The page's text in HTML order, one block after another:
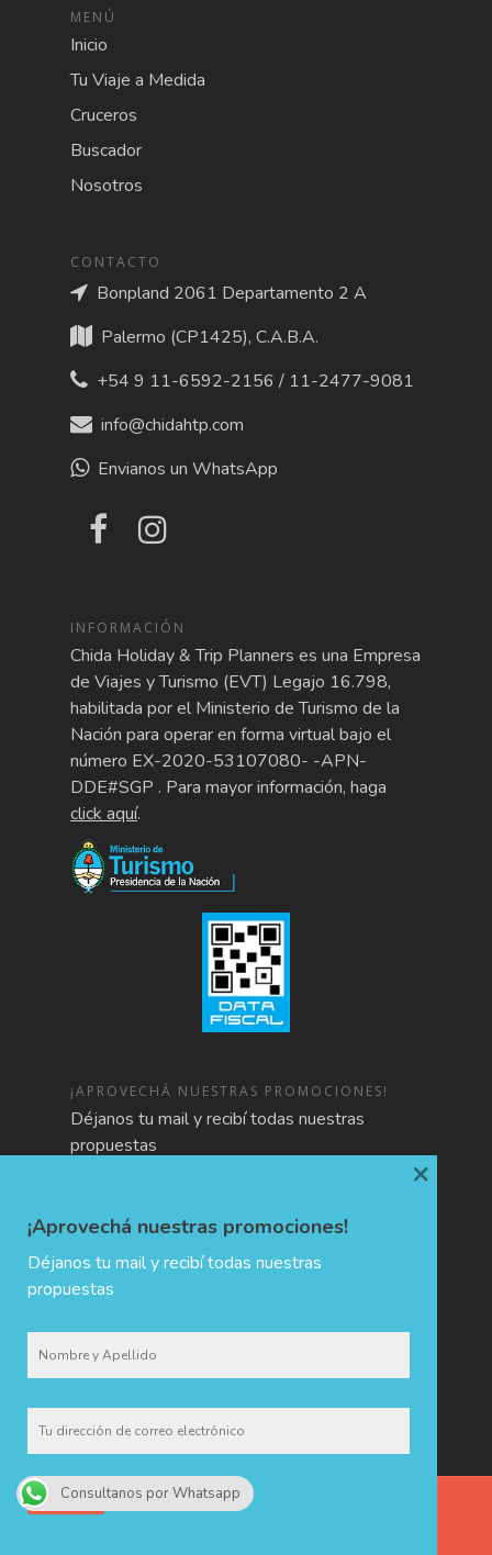
MENÚ
Inicio
Tu Viaje a Medida
Cruceros
Buscador
Nosotros
CONTACTO
Bonpland 2061 Departamento 2 A
Palermo (CP1425), C.A.B.A.
+54 9 11-6592-2156 / 11-2477-9081
info@chidahtp.com
Envianos un WhatsApp
INFORMACIÓN
Chida Holiday & Trip Planners es una Empresa
de Viajes y Turismo (EVT) Legajo 16.798,
habilitada por el Ministerio de Turismo de la
Nación para operar en forma virtual bajo el
número EX-2020-53107080- -APN-
DDE#SGP . Para mayor información, haga
click aquí.
¡APROVECHÁ NUESTRAS PROMOCIONES!
Déjanos tu mail y recibí todas nuestras
propuestas
CHIDA · Holiday & Trip Planners © 2017 - Todos los derechos
Consultanos por Whatsapp
¡Aprovechá nuestras promociones!
Déjanos tu mail y recibí todas nuestras
propuestas
×